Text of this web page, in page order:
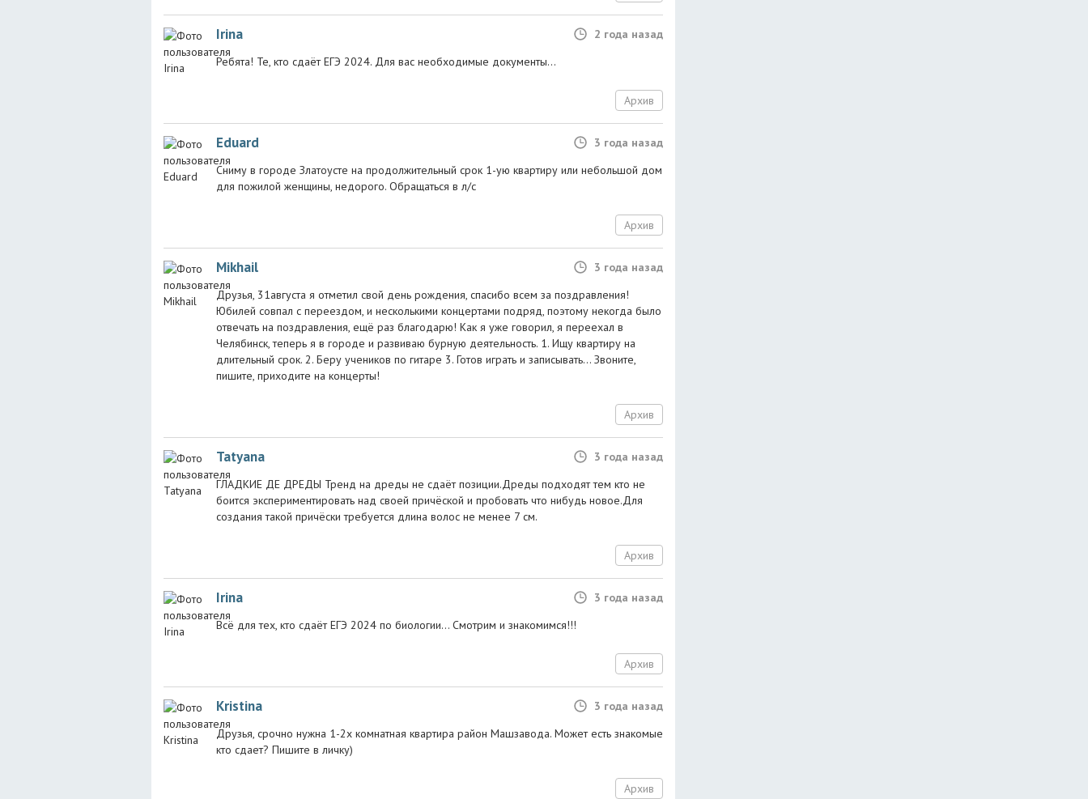
Irina
2 года назад
Ребята! Те, кто сдаёт ЕГЭ 2024. Для вас необходимые документы...
Архив
Eduard
3 года назад
Сниму в городе Златоусте на продолжительный срок 1-ую квартиру или небольшой дом
для пожилой женщины, недорого. Обращаться в л/с
Архив
Mikhail
3 года назад
Друзья, 31августа я отметил свой день рождения, спасибо всем за поздравления!
Юбилей совпал с переездом, и несколькими концертами подряд, поэтому некогда было
отвечать на поздравления, ещё раз благодарю! Как я уже говорил, я переехал в
Челябинск, теперь я в городе и развиваю бурную деятельность. 1. Ищу квартиру на
длительный срок. 2. Беру учеников по гитаре 3. Готов играть и записывать... Звоните,
пишите, приходите на концерты!
Архив
Tatyana
3 года назад
ГЛАДКИЕ ДЕ ДРЕДЫ Тренд на дреды не сдаёт позиции.Дреды подходят тем кто не
боится экспериментировать над своей причёской и пробовать что нибудь новое.Для
создания такой причёски требуется длина волос не менее 7 см.
Архив
Irina
3 года назад
Всё для тех, кто сдаёт ЕГЭ 2024 по биологии... Смотрим и знакомимся!!!
Архив
Kristina
3 года назад
Друзья, срочно нужна 1-2х комнатная квартира район Машзавода. Может есть знакомые
кто сдает? Пишите в личку)
Архив